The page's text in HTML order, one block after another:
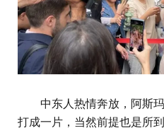
中东人热情奔放，阿斯玛
打成一片，当然前提也是所